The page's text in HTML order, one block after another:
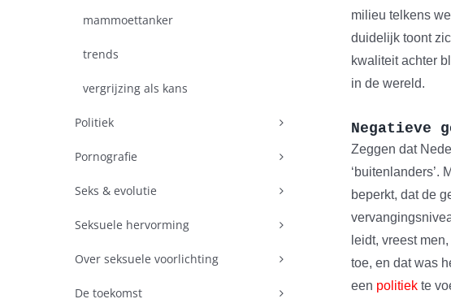
milieu telkens
duidelijk toont
kwaliteit achter
in de wereld.
Negatieve
Zeggen dat
‘buitenlanders’.
beperkt, dat de
leidt, vreest
toe, en dat was
een politiek te
mammoettanker
trends
vergrijzing als kans
Politiek
Pornografie
Seks & evolutie
Seksuele hervorming
Over seksuele voorlichting
De toekomst